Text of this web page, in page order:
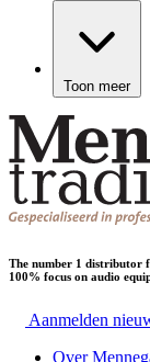
Toon meer
The number 1 distributor
100% focus on audio
Aanmelden
Over